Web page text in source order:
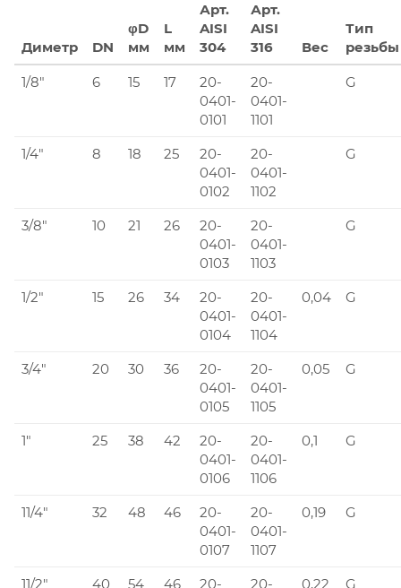
Диметр DN
φD
мм
L
мм
Арт.
AISI
304
Арт.
AISI
316
Вес
Тип
резьбы
1/8" 6 15 17
20-
0401-
0101
20-
0401-
1101
G
1/4" 8 18 25
20-
0401-
0102
20-
0401-
1102
G
3/8" 10 21 26
20-
0401-
0103
20-
0401-
1103
G
1/2" 15 26 34
20-
0401-
0104
20-
0401-
1104
0,04 G
3/4" 20 30 36
20-
0401-
0105
20-
0401-
1105
0,05 G
1" 25 38 42
20-
0401-
0106
20-
0401-
1106
0,1 G
11/4" 32 48 46
20-
0401-
0107
20-
0401-
1107
0,19 G
11/2" 40 54 46 20- 20- 0,22 G